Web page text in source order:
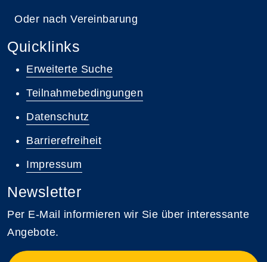
Oder nach Vereinbarung
Quicklinks
Erweiterte Suche
Teilnahmebedingungen
Datenschutz
Barrierefreiheit
Impressum
Newsletter
Per E-Mail informieren wir Sie über interessante
Angebote.